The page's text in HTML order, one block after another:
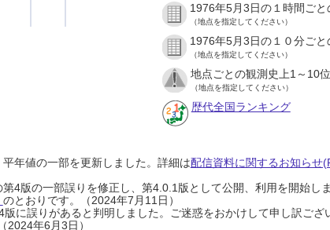
1976年5月3日の１時間ごと
（地点を指定してください）
1976年5月3日の１０分ごと
（地点を指定してください）
地点ごとの観測史上1～10
（地点を指定してください）
歴代全国ランキング
年値の一部を更新しました。詳細は配信資料に関するお知らせ
4版の一部誤りを修正し、第4.0.1版として公開、利用を開始し
のとおりです。（2024年7月11日）
に誤りがあると判明しました。ご迷惑をおかけして申し訳ござ
2024年6月3日）